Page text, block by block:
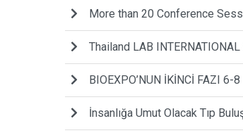
More than 20 Conference
Thailand LAB
BIOEXPO’NUN İKİNCİ FAZI 6-
İnsanlığa Umut Olacak Tıp